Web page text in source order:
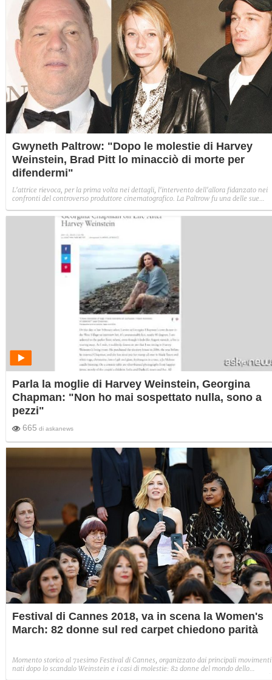
Gwyneth Paltrow: "Dopo le molestie di Harvey
Weinstein, Brad Pitt lo minacciò di morte per
difendermi"
L'attrice rievoca, per la prima volta nei dettagli, l'intervento dell'allora fidanzato nei
confronti del controverso produttore cinematografico. La Paltrow fu una delle sue
dai ancora fastidio a Gwyneth ti uccido"".
Parla la moglie di Harvey Weinstein, Georgina
Chapman: "Non ho mai sospettato nulla, sono a
pezzi"
665 di askanews
Festival di Cannes 2018, va in scena la Women's
March: 82 donne sul red carpet chiedono parità
Momento storico al 71esimo Festival di Cannes, organizzato dai principali movimenti
nati dopo lo scandalo Weinstein e i casi di molestie: 82 donne del mondo dello